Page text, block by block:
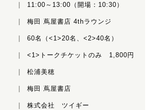
11:00～13:00（開場：10:30）
梅田 蔦屋書店 4thラウンジ
60名（<1>20名、<2>40名）
<1>トークチケットのみ 1,800円
松浦美穂
梅田 蔦屋書店
株式会社 ツイギー